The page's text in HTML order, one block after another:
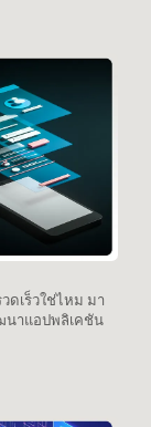
ดเร็วใช่ไหม มา
นาแอปพลิเคชัน